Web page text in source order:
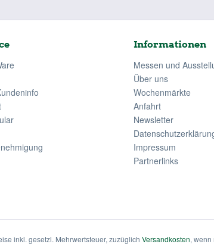
Informationen
Messen und
Über uns
Wochenmärkte
Anfahrt
Newsletter
Impressum
Partnerlinks
inkl. gesetzl. Mehrwertsteuer, zuzüglich Versandkosten,